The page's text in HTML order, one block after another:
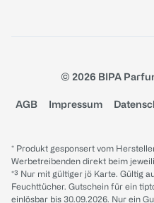
© 2026 BIPA
AGB Impressum
* Produkt gesponsert vom
Werbetreibenden direkt beim
*³ Nur mit gültiger jö Karte. Gültig
Feuchttücher. Gutschein für ein
einlösbar bis 30.09.2026. Nur ein